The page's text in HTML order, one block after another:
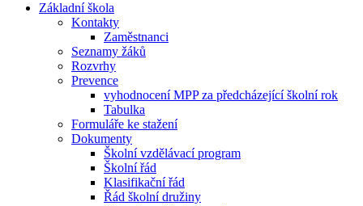
Základní škola
Kontakty
Zaměstnanci
Seznamy žáků
Rozvrhy
Prevence
vyhodnocení MPP za předcházející školní rok
Tabulka
Formuláře ke stažení
Dokumenty
Školní vzdělávací program
Školní řád
Klasifikační řád
Řád školní družiny